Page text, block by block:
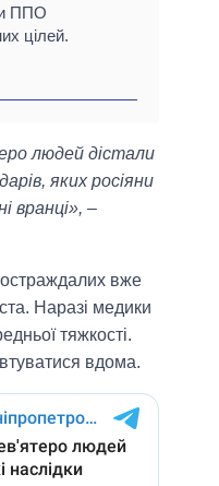
ППО
цілей.
людей дістали
яких росіяни
вранці», –
вже
Наразі медики
тяжкості.
вдома.